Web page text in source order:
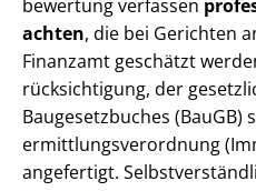
be­wer­tung verfassen
ach­ten, die bei Gerichten
Finanzamt geschätzt
rück­sich­ti­gung, der
Baugesetzbuches
ermitt­lungs­ver­ord­nung
angefertigt.